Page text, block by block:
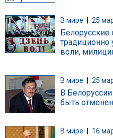
В мире 25
воли,
В мире 25
В
быть
В мире 16